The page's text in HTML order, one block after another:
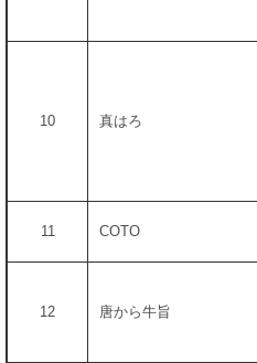
10 真はろ
11 COTO
12 唐から牛旨